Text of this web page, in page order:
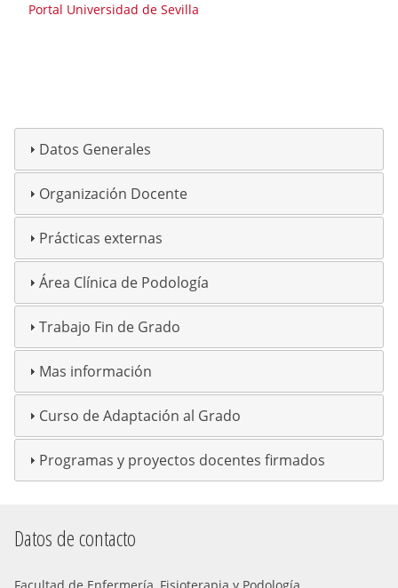
Portal Universidad de Sevilla
Datos Generales
Organización Docente
Prácticas externas
Área Clínica de Podología
Trabajo Fin de Grado
Mas información
Curso de Adaptación al Grado
Programas y proyectos docentes firmados
Datos de contacto